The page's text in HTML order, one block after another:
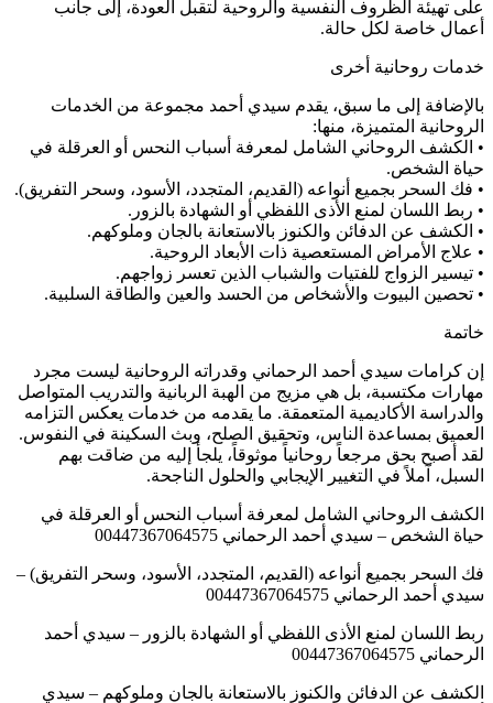
على تهيئة الظروف النفسية والروحية لتقبل العودة، إلى جانب
أعمال خاصة لكل حالة.
خدمات روحانية أخرى
بالإضافة إلى ما سبق، يقدم سيدي أحمد مجموعة من الخدمات
الروحانية المتميزة، منها:
• الكشف الروحاني الشامل لمعرفة أسباب النحس أو العرقلة في
حياة الشخص.
• فك السحر بجميع أنواعه (القديم، المتجدد، الأسود، وسحر التفريق).
• ربط اللسان لمنع الأذى اللفظي أو الشهادة بالزور.
• الكشف عن الدفائن والكنوز بالاستعانة بالجان وملوكهم.
• علاج الأمراض المستعصية ذات الأبعاد الروحية.
• تيسير الزواج للفتيات والشباب الذين تعسر زواجهم.
• تحصين البيوت والأشخاص من الحسد والعين والطاقة السلبية.
خاتمة
إن كرامات سيدي أحمد الرحماني وقدراته الروحانية ليست مجرد
مهارات مكتسبة، بل هي مزيج من الهبة الربانية والتدريب المتواصل
والدراسة الأكاديمية المتعمقة. ما يقدمه من خدمات يعكس التزامه
العميق بمساعدة الناس، وتحقيق الصلح، وبث السكينة في النفوس.
لقد أصبح بحق مرجعاً روحانياً موثوقاً، يلجأ إليه من ضاقت بهم
السبل، آملاً في التغيير الإيجابي والحلول الناجحة.
الكشف الروحاني الشامل لمعرفة أسباب النحس أو العرقلة في
حياة الشخص – سيدي أحمد الرحماني 00447367064575
فك السحر بجميع أنواعه (القديم، المتجدد، الأسود، وسحر التفريق) –
سيدي أحمد الرحماني 00447367064575
ربط اللسان لمنع الأذى اللفظي أو الشهادة بالزور – سيدي أحمد
الرحماني 00447367064575
الكشف عن الدفائن والكنوز بالاستعانة بالجان وملوكهم – سيدي